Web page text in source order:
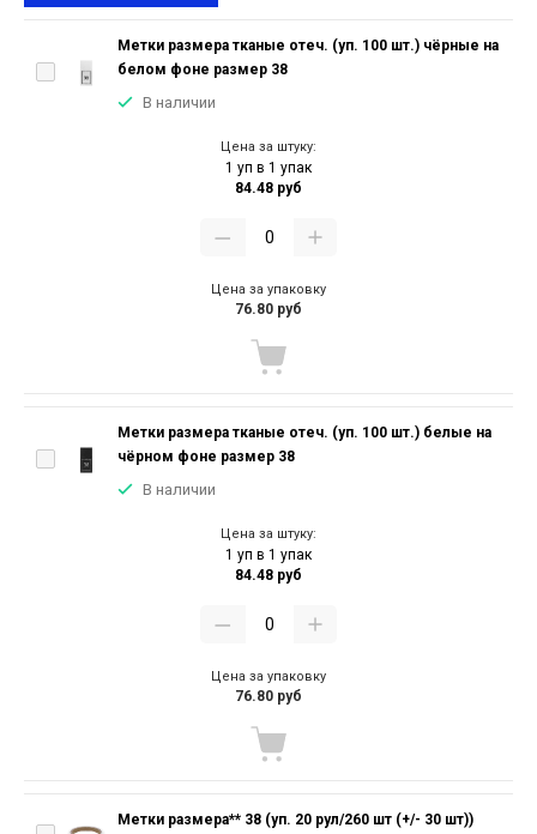
Метки размера тканые отеч. (уп. 100 шт.) чёрные на
белом фоне размер 38
В наличии
Цена за штуку:
1 уп в 1 упак
84.48 руб
Цена за упаковку
76.80 руб
Метки размера тканые отеч. (уп. 100 шт.) белые на
чёрном фоне размер 38
В наличии
Цена за штуку:
1 уп в 1 упак
84.48 руб
Цена за упаковку
76.80 руб
Метки размера** 38 (уп. 20 рул/260 шт (+/- 30 шт))